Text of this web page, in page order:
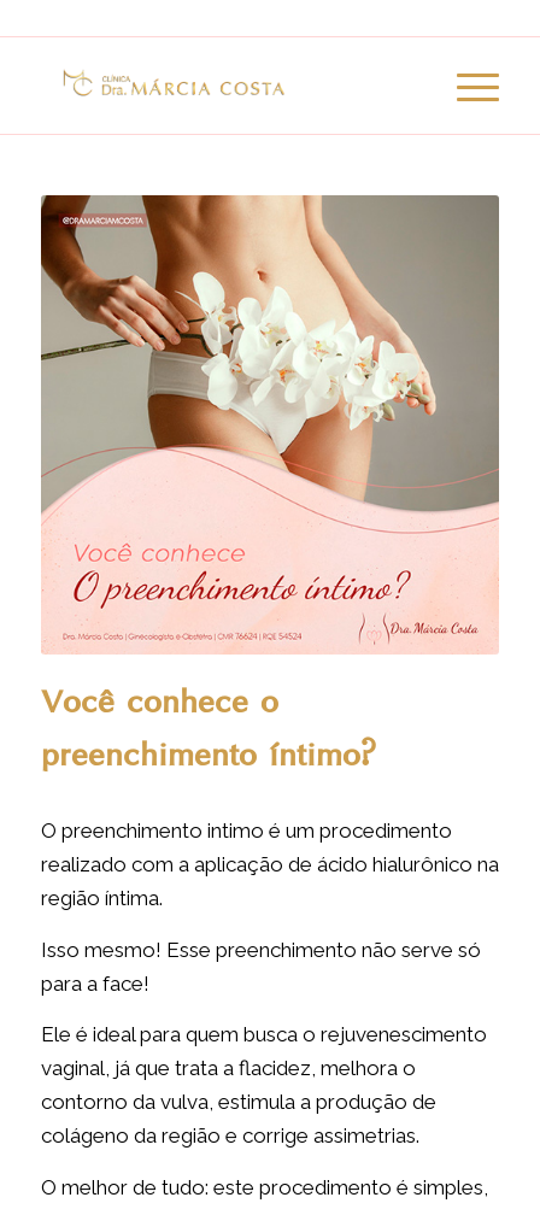
Você conhece o
preenchimento íntimo?
O preenchimento intimo é um procedimento
realizado com a aplicação de ácido hialurônico na
região íntima.
Isso mesmo! Esse preenchimento não serve só
para a face!
Ele é ideal para quem busca o rejuvenescimento
vaginal, já que trata a flacidez, melhora o
contorno da vulva, estimula a produção de
colágeno da região e corrige assimetrias.
O melhor de tudo: este procedimento é simples,